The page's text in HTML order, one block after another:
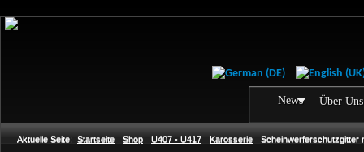
News Über Uns
Aktuelle Seite: Startseite Shop U407 - U417 Karosserie Scheinwerferschutzgitter